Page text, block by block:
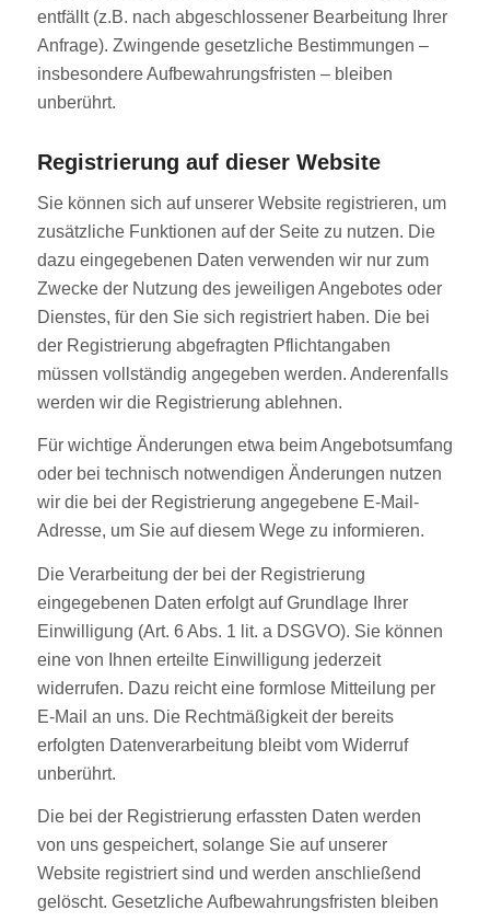
entfällt (z.B. nach abgeschlossener Bearbeitung Ihrer
Anfrage). Zwingende gesetzliche Bestimmungen –
insbesondere Aufbewahrungsfristen – bleiben
unberührt.
Registrierung auf dieser Website
Sie können sich auf unserer Website registrieren, um
zusätzliche Funktionen auf der Seite zu nutzen. Die
dazu eingegebenen Daten verwenden wir nur zum
Zwecke der Nutzung des jeweiligen Angebotes oder
Dienstes, für den Sie sich registriert haben. Die bei
der Registrierung abgefragten Pflichtangaben
müssen vollständig angegeben werden. Anderenfalls
werden wir die Registrierung ablehnen.
Für wichtige Änderungen etwa beim Angebotsumfang
oder bei technisch notwendigen Änderungen nutzen
wir die bei der Registrierung angegebene E-Mail-
Adresse, um Sie auf diesem Wege zu informieren.
Die Verarbeitung der bei der Registrierung
eingegebenen Daten erfolgt auf Grundlage Ihrer
Einwilligung (Art. 6 Abs. 1 lit. a DSGVO). Sie können
eine von Ihnen erteilte Einwilligung jederzeit
widerrufen. Dazu reicht eine formlose Mitteilung per
E-Mail an uns. Die Rechtmäßigkeit der bereits
erfolgten Datenverarbeitung bleibt vom Widerruf
unberührt.
Die bei der Registrierung erfassten Daten werden
von uns gespeichert, solange Sie auf unserer
Website registriert sind und werden anschließend
gelöscht. Gesetzliche Aufbewahrungsfristen bleiben